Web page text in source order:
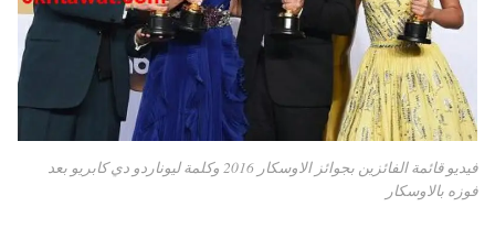
فيديو قائمة الفائزين بجوائز الاوسكار 2016 وكلمة ليوناردو دي كابريو بعد
فوزه بالاوسكار